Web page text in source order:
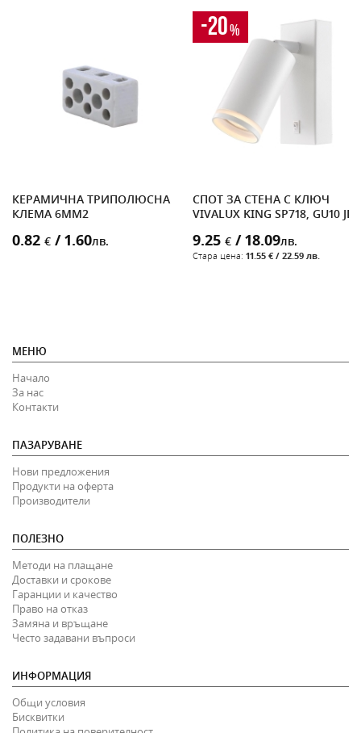
КЕРАМИЧНА ТРИПОЛЮСНА
КЛЕМА 6MM2
0.82 € / 1.60лв.
-20%
СПОТ ЗА СТЕНА С КЛЮЧ
VIVALUX KING SP718, GU10 JDR
9.25 € / 18.09лв.
Стара цена: 11.55 € / 22.59 лв.
МЕНЮ
Начало
За нас
Контакти
ПАЗАРУВАНЕ
Нови предложения
Продукти на оферта
Производители
ПОЛЕЗНО
Методи на плащане
Доставки и срокове
Гаранции и качество
Право на отказ
Замяна и връщане
Често задавани въпроси
ИНФОРМАЦИЯ
Общи условия
Бисквитки